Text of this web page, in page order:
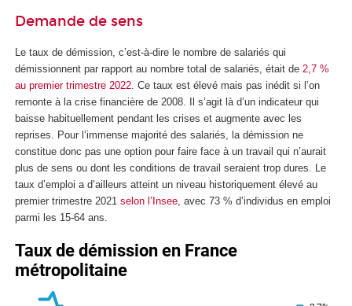
Demande de sens
Le taux de démission, c’est-à-dire le nombre de salariés qui
démissionnent par rapport au nombre total de salariés, était de 2,7 %
au premier trimestre 2022 . Ce taux est élevé mais pas inédit si l’on
remonte à la crise financière de 2008. Il s’agit là d’un indicateur qui
baisse habituellement pendant les crises et augmente avec les
reprises. Pour l’immense majorité des salariés, la démission ne
constitue donc pas une option pour faire face à un travail qui n’aurait
plus de sens ou dont les conditions de travail seraient trop dures. Le
taux d’emploi a d’ailleurs atteint un niveau historiquement élevé au
premier trimestre 2021 selon l’Insee , avec 73 % d’individus en emploi
parmi les 15-64 ans.